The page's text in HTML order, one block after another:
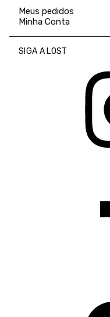
Meus pedidos
Minha Conta
SIGA A LOST